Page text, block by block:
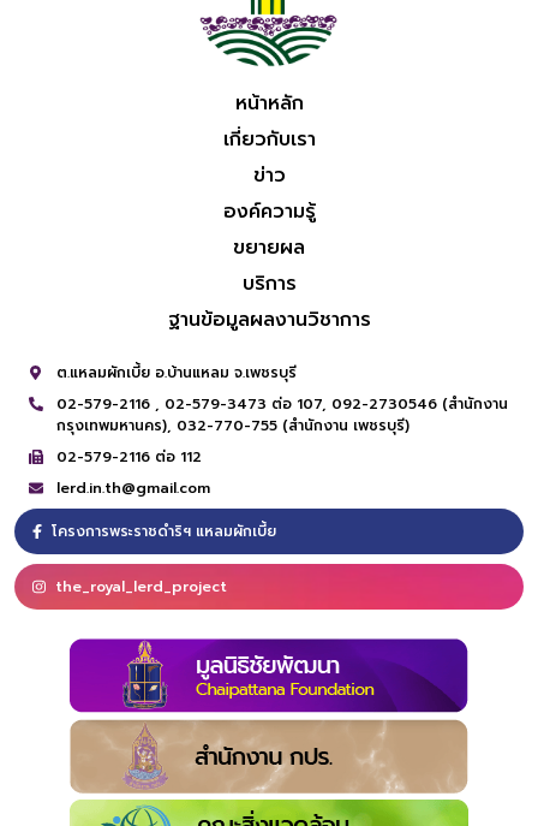
หน้าหลัก
เกี่ยวกับเรา
ข่าว
องค์ความรู้
ขยายผล
บริการ
ฐานข้อมูลผลงานวิชาการ
ต.แหลมผักเบี้ย อ.บ้านแหลม จ.เพชรบุรี
02-579-2116 , 02-579-3473 ต่อ 107, 092-2730546 (สำนักงาน
กรุงเทพมหานคร), 032-770-755 (สำนักงาน เพชรบุรี)
02-579-2116 ต่อ 112
lerd.in.th@gmail.com
โครงการพระราชดำริฯ แหลมผักเบี้ย
the_royal_lerd_project